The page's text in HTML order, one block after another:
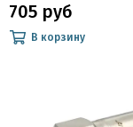
705 руб
В корзину